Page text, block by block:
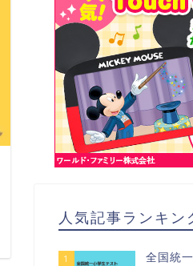
人気記事ランキン
1
全国統